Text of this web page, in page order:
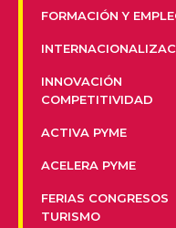
FORMACIÓN Y
INNOVACIÓN
COMPETITIVIDAD
ACTIVA PYME
ACELERA PYME
FERIAS CONGRESOS
TURISMO